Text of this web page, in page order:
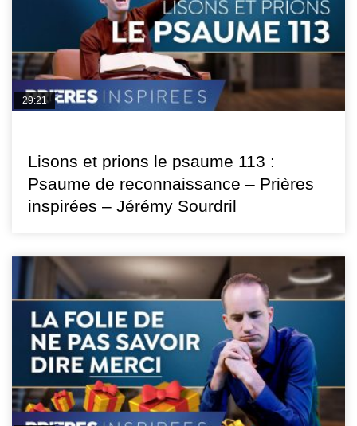
29:21
Lisons et prions le psaume 113 :
Psaume de reconnaissance – Prières
inspirées – Jérémy Sourdril